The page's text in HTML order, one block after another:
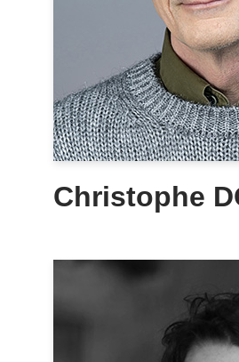
Christophe